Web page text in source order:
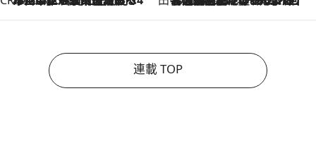
連載 TOP